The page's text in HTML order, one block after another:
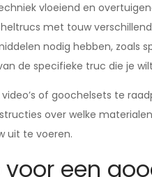
vloeiend en
met touw
nodig hebben, zoals
de specifieke truc die je
of goochelsets te
over welke
uit te voeren.
een